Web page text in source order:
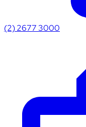
(2) 2677 3000